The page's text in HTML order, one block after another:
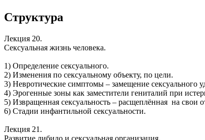
Структура
Лекция 20.
Сексуальная жизнь человека.
1) Определение сексуального.
2) Изменения по сексуальному объекту, по цели.
3) Невротические симптомы – замещение сексуального
4) Эрогенные зоны как заместители гениталий при
5) Извращенная сексуальность – расщеплённая на свои
6) Стадии инфантильной сексуальности.
Лекция 21.
Развитие либидо и сексуальная организация.